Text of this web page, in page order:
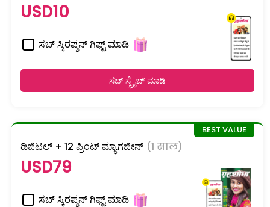
USD10
ಸಬ್ ಸ್ಕಿರಪ್ಶನ್ ಗಿಫ್ಟ್ ಮಾಡಿ
ಸಬ್ ಸ್ಕ್ರೈಬ್ ಮಾಡಿ
ಡಿಜಿಟಲ್ + 12 ಪ್ರಿಂಟ್ ಮ್ಯಾಗಜೀನ್ (1 साल)
USD79
ಸಬ್ ಸ್ಕಿರಪ್ಶನ್ ಗಿಫ್ಟ್ ಮಾಡಿ